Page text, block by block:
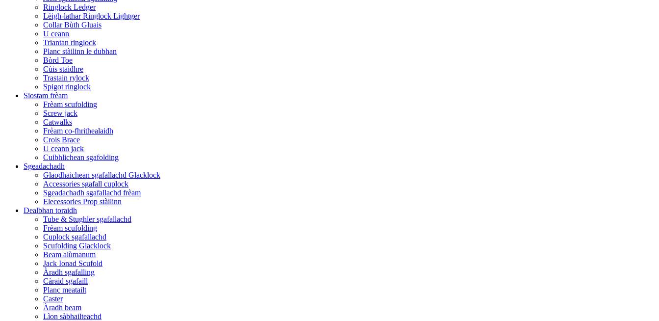
Ringlock Ledger
Lèigh-lathar Ringlock Lightger
Collar Bùth Gluais
U ceann
Triantan ringlock
Planc stàilinn le dubhan
Bòrd Toe
Cùis staidhre
Trastain rylock
Spigot ringlock
Siostam frèam
Frèam scufolding
Screw jack
Catwalks
Frèam co-fhrithealaidh
Crois Brace
U ceann jack
Cuibhlichean sgafolding
Sgeadachadh
Glaodhaichean sgafallachd Glacklock
Accessories sgafall cuplock
Sgeadachadh sgafallachd frèam
Elecessories Prop stàilinn
Dealbhan toraidh
Tube & Stughler sgafallachd
Frèam scufolding
Cuplock sgafallachd
Scufolding Glacklock
Beam alùmanum
Jack Ionad Scufold
Àradh sgafalling
Càraid sgafaill
Planc meatailt
Caster
Àradh beam
Lìon sàbhailteachd